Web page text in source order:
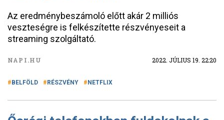
Az eredménybeszámoló előtt akár 2 milliós
veszteségre is felkészítette részvényeseit a
streaming szolgáltató.
NAPI.HU 2022. JÚLIUS 19. 22:20
BELFÖLD RÉSZVÉNY NETFLIX